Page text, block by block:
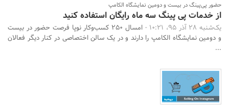
حضور پی‌پینگ در بیست و دومین نمایشگاه الکامپ
از خدمات پی پینگ سه ماه رایگان استفاده کنید
یک‌شنبه 28 آذر 95، 10:21 -
امسال 250 کسب‌وکار نوپا فرصت حضور در بیست
و دومین نمایشگاه الکامپ را دارند و در یک سالن اختصاصی در کنار دیگر فعالان
...